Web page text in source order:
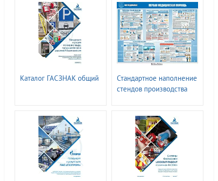
Каталог ГАСЗНАК общий
Стандартное наполнение
стендов производства